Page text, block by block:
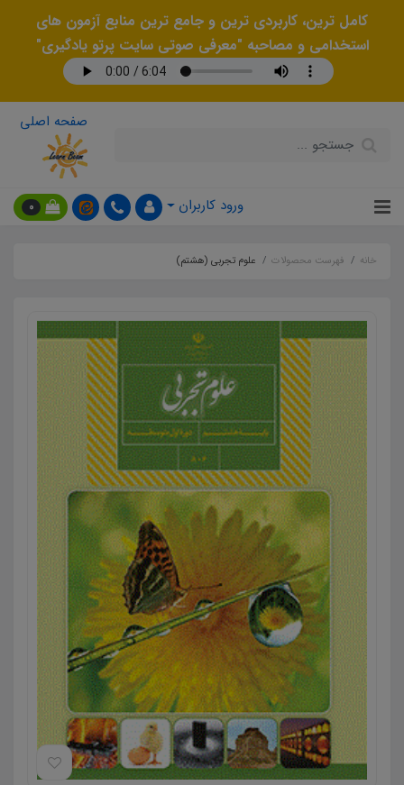
کامل ترین، کاربردی ترین و جامع ترین منابع آزمون های
استخدامی و مصاحبه "معرفی صوتی سایت پرتو یادگیری"
صفحه اصلی
ورود کاربران 0
خانه فهرست محصولات علوم تجربی (هشتم)